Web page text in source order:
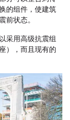
的组件，使建筑
前状态。
采用高级抗震组
），而且现有的